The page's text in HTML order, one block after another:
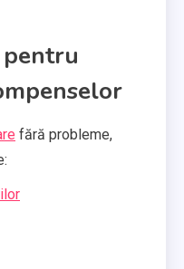
fără probleme,